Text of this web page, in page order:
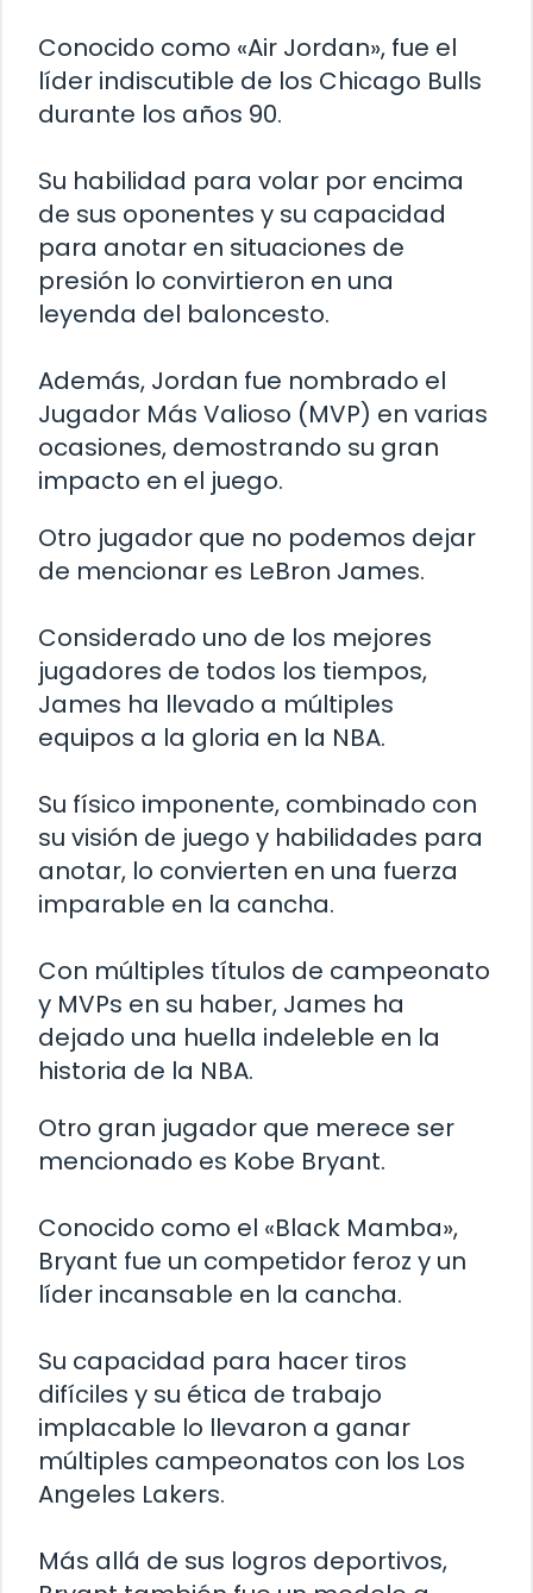
Conocido como «Air Jordan», fue el
líder indiscutible de los Chicago Bulls
durante los años 90.
Su habilidad para volar por encima
de sus oponentes y su capacidad
para anotar en situaciones de
presión lo convirtieron en una
leyenda del baloncesto.
Además, Jordan fue nombrado el
Jugador Más Valioso (MVP) en varias
ocasiones, demostrando su gran
impacto en el juego.
Otro jugador que no podemos dejar
de mencionar es LeBron James.
Considerado uno de los mejores
jugadores de todos los tiempos,
James ha llevado a múltiples
equipos a la gloria en la NBA.
Su físico imponente, combinado con
su visión de juego y habilidades para
anotar, lo convierten en una fuerza
imparable en la cancha.
Con múltiples títulos de campeonato
y MVPs en su haber, James ha
dejado una huella indeleble en la
historia de la NBA.
Otro gran jugador que merece ser
mencionado es Kobe Bryant.
Conocido como el «Black Mamba»,
Bryant fue un competidor feroz y un
líder incansable en la cancha.
Su capacidad para hacer tiros
difíciles y su ética de trabajo
implacable lo llevaron a ganar
múltiples campeonatos con los Los
Angeles Lakers.
Más allá de sus logros deportivos,